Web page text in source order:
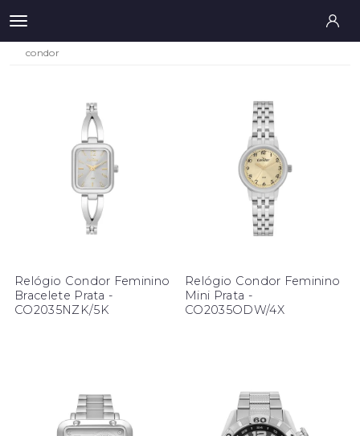
condor
Relógio Condor Feminino
Bracelete Prata -
CO2035NZK/5K
Relógio Condor Feminino
Mini Prata -
CO2035ODW/4X